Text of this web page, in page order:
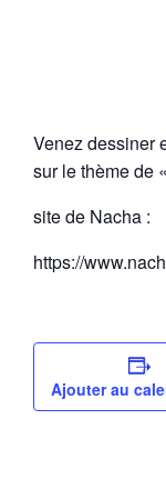
Venez dessiner
sur le thème de
site de Nacha :
https://
Ajouter au